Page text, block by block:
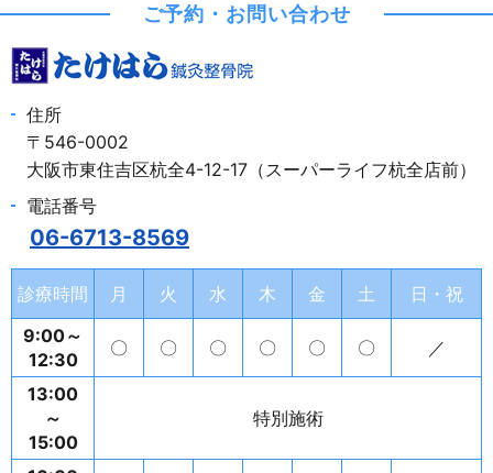
ご予約・お問い合わせ
住所
〒546-0002
大阪市東住吉区杭全4-12-17（スーパーライフ杭全店前）
電話番号
06-6713-8569
診療時間 月 火 水 木 金 土
日・祝
9:00～
12:30
〇 〇 〇 〇 〇 〇 ／
13:00
～
15:00
特別施術